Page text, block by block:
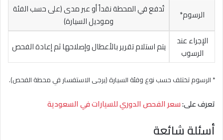
الرسوم*
تُدفع في المحطة نقداً أو عبر مدى (على حسب الفئة
وموديل السيارة)
الإجراء عند
الرسوب
يتم استلام تقرير بالأعطال وإصلاحها ثم إعادة الفحص
* الرسوم تختلف حسب نوع وفئة السيارة (يرجى الاستفسار في محطة الفحص).
تعرف على:سعر الفحص الدوري للسيارات في السعودية
أسئلة شائعة